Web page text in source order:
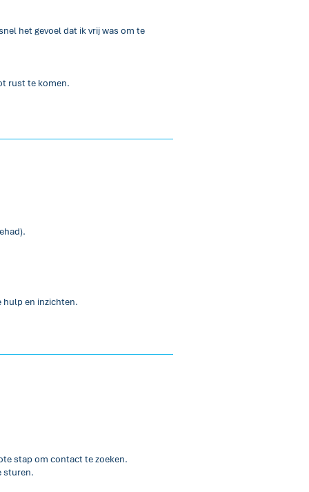
het gevoel dat ik vrij was om te
rust te komen.
hulp en inzichten.
stap om contact te zoeken.
sturen.